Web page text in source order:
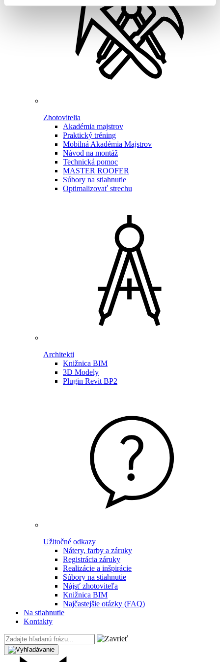
Zhotovitelia
Akadémia majstrov
Praktický tréning
Mobilná Akadémia Majstrov
Návod na montáž
Technická pomoc
MASTER ROOFER
Súbory na stiahnutie
Optimalizovať strechu
Architekti
Knižnica BIM
3D Modely
Plugin Revit BP2
Užitočné odkazy
Nátery, farby a záruky
Registrácia záruky
Realizácie a inšpirácie
Súbory na stiahnutie
Nájsť zhotoviteľa
Knižnica BIM
Najčastejšie otázky (FAQ)
Na stiahnutie
Kontakty